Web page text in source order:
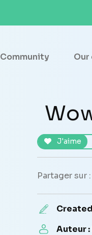
Community
J'aime
Partager sur :
Auteur :